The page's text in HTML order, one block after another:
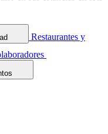
Restaurantes y